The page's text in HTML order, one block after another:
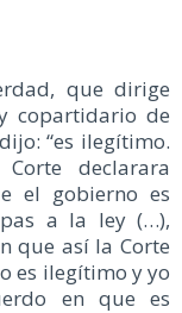
que dirige
copartidario de
“es ilegítimo.
declarara
el gobierno es
a la ley (…),
que así la Corte
es ilegítimo y yo
en que es